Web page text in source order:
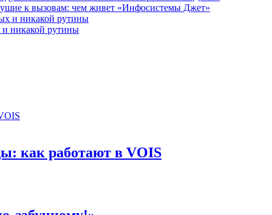
к вызовам: чем живет «Инфосистемы Джет»
никакой рутины
как работают в VOIS